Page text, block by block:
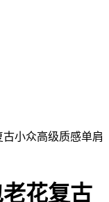
小众高级质感单肩
花复古